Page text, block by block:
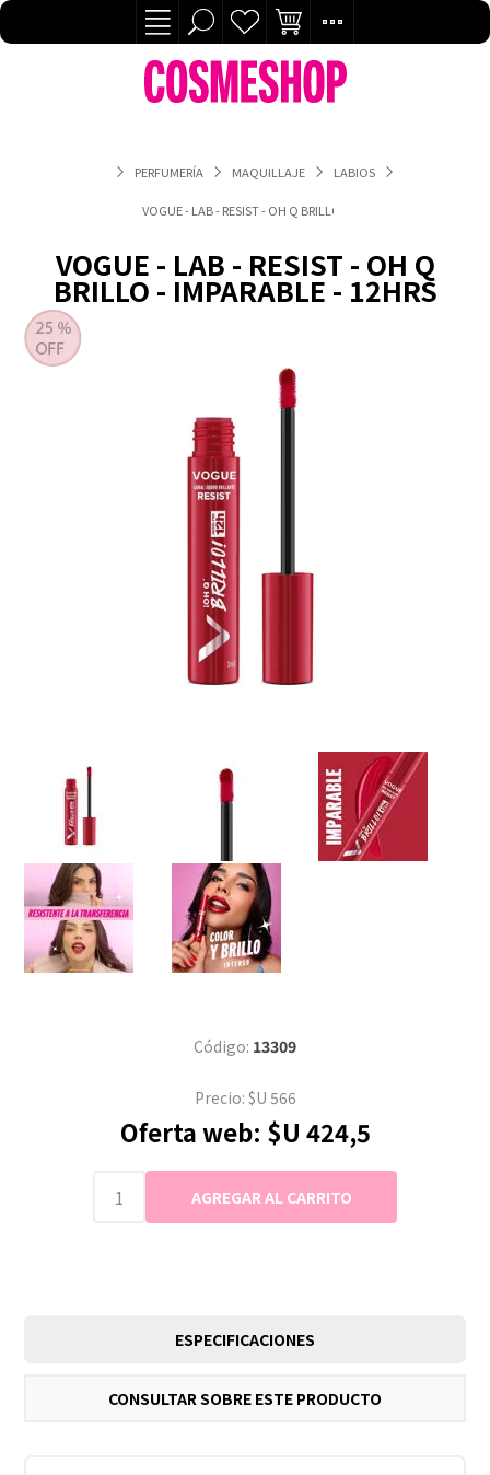
PERFUMERÍA MAQUILLAJE LABIOS
VOGUE - LAB - RESIST - OH Q BRILLO - IMPARABLE - 12HRS
VOGUE - LAB - RESIST - OH Q
BRILLO - IMPARABLE - 12HRS
Código: 13309
Precio: $U 566
Oferta web: $U 424,5
ESPECIFICACIONES
CONSULTAR SOBRE ESTE PRODUCTO